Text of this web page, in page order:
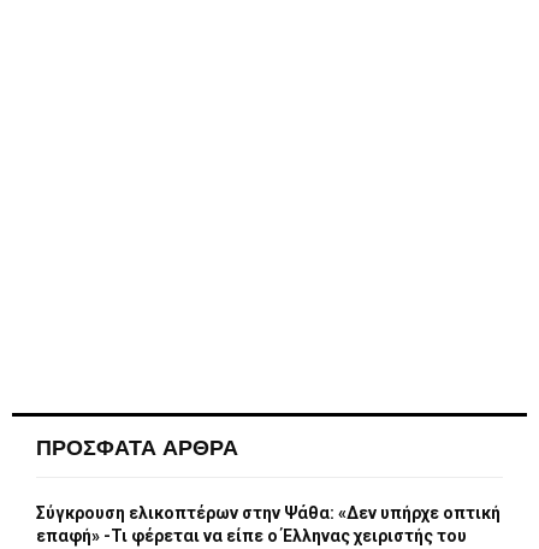
ΠΡΟΣΦΑΤΑ ΑΡΘΡΑ
Σύγκρουση ελικοπτέρων στην Ψάθα: «Δεν υπήρχε οπτική
επαφή» -Τι φέρεται να είπε ο Έλληνας χειριστής του